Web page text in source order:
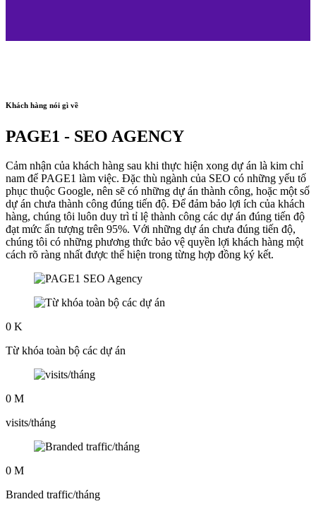
Khách hàng nói gì về
PAGE1 - SEO AGENCY
Cảm nhận của khách hàng sau khi thực hiện xong dự án là kim chỉ
nam để PAGE1 làm việc. Đặc thù ngành của SEO có những yếu tố
phục thuộc Google, nên sẽ có những dự án thành công, hoặc một số
dự án chưa thành công đúng tiến độ. Để đảm bảo lợi ích của khách
hàng, chúng tôi luôn duy trì tỉ lệ thành công các dự án đúng tiến độ
đạt mức ấn tượng trên 95%. Với những dự án chưa đúng tiến độ,
chúng tôi có những phương thức bảo vệ quyền lợi khách hàng một
cách rõ ràng nhất được thể hiện trong từng hợp đồng ký kết.
0 K
Từ khóa toàn bộ các dự án
0 M
visits/tháng
0 M
Branded traffic/tháng